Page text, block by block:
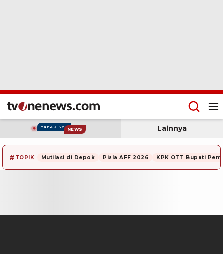
BREAKING NEWS Lainnya
# TOPIK Mutilasi di Depok Piala AFF 2026 KPK OTT Bupati